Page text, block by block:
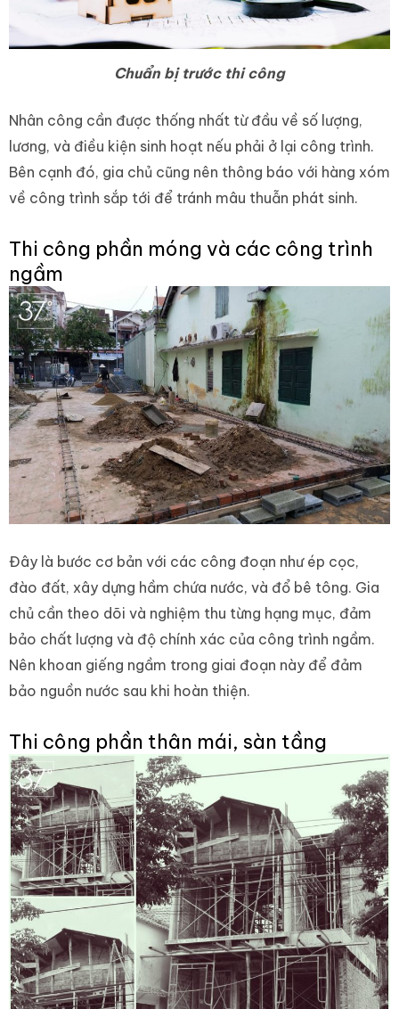
Chuẩn bị trước thi công
Nhân công cần được thống nhất từ đầu về số lượng,
lương, và điều kiện sinh hoạt nếu phải ở lại công trình.
Bên cạnh đó, gia chủ cũng nên thông báo với hàng xóm
về công trình sắp tới để tránh mâu thuẫn phát sinh.
Thi công phần móng và các công trình
ngầm
Đây là bước cơ bản với các công đoạn như ép cọc,
đào đất, xây dựng hầm chứa nước, và đổ bê tông. Gia
chủ cần theo dõi và nghiệm thu từng hạng mục, đảm
bảo chất lượng và độ chính xác của công trình ngầm.
Nên khoan giếng ngầm trong giai đoạn này để đảm
bảo nguồn nước sau khi hoàn thiện.
Thi công phần thân mái, sàn tầng